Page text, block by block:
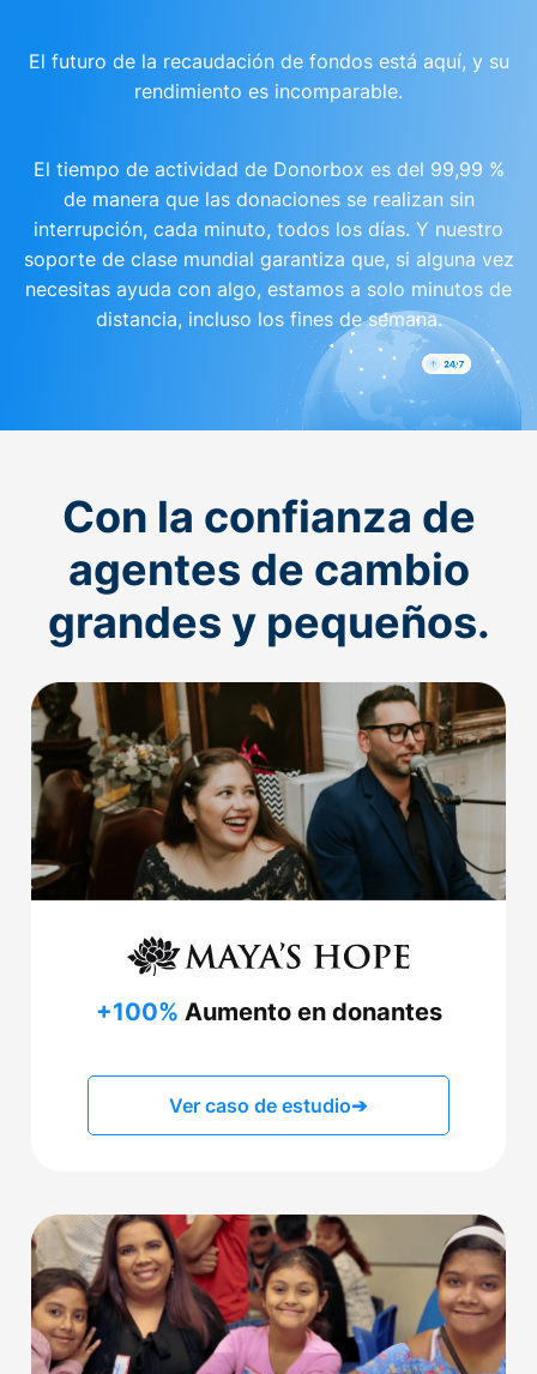
El futuro de la recaudación de fondos está aquí, y su
rendimiento es incomparable.
El tiempo de actividad de Donorbox es del 99,99 %
de manera que las donaciones se realizan sin
interrupción, cada minuto, todos los días. Y nuestro
soporte de clase mundial garantiza que, si alguna vez
necesitas ayuda con algo, estamos a solo minutos de
distancia, incluso los fines de semana.
Con la confianza de
agentes de cambio
grandes y pequeños.
+100% Aumento en donantes
Ver caso de estudio➔